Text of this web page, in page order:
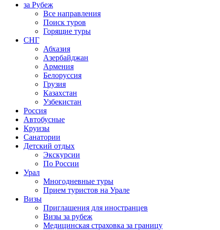
за Рубеж
Все направления
Поиск туров
Горящие туры
СНГ
Абхазия
Азербайджан
Армения
Белоруссия
Грузия
Казахстан
Узбекистан
Россия
Автобусные
Круизы
Санатории
Детский отдых
Экскурсии
По России
Урал
Многодневные туры
Прием туристов на Урале
Визы
Приглашения для иностранцев
Визы за рубеж
Медицинская страховка за границу